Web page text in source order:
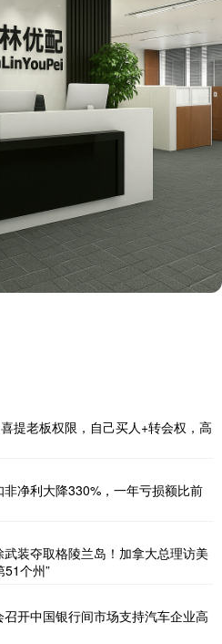
提老板权限，自己买人+转会权，高
净利大降330%，一年亏损额比前
装夺取格陵兰岛！加拿大总理访美
51个州”
开中国银行间市场支持汽车企业高